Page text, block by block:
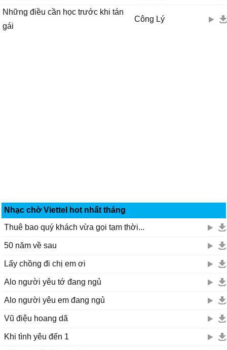
Những điều cần học trước khi tán
gái
Công Lý
Nhạc chờ Viettel hot nhất tháng
Thuê bao quý khách vừa gọi tạm thời...
50 năm về sau
Lấy chồng đi chị em ơi
Alo người yêu tớ đang ngủ
Alo người yêu em đang ngủ
Vũ điệu hoang dã
Khi tình yêu đến 1